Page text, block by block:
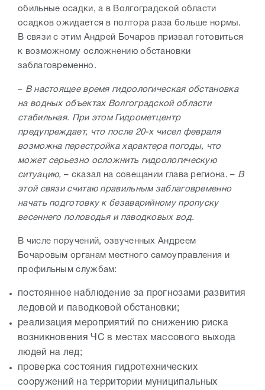
обильные осадки, а в Волгоградской области
осадков ожидается в полтора раза больше нормы.
В связи с этим Андрей Бочаров призвал готовиться
к возможному осложнению обстановки
заблаговременно.
– В настоящее время гидрологическая обстановка
на водных объектах Волгоградской области
стабильная. При этом Гидрометцентр
предупреждает, что после 20-х чисел февраля
возможна перестройка характера погоды, что
может серьезно осложнить гидрологическую
ситуацию, – сказал на совещании глава региона. – В
этой связи считаю правильным заблаговременно
начать подготовку к безаварийному пропуску
весеннего половодья и паводковых вод.
В числе поручений, озвученных Андреем
Бочаровым органам местного самоуправления и
профильным службам:
постоянное наблюдение за прогнозами развития
ледовой и паводковой обстановки;
реализация мероприятий по снижению риска
возникновения ЧС в местах массового выхода
людей на лед;
проверка состояния гидротехнических
сооружений на территории муниципальных